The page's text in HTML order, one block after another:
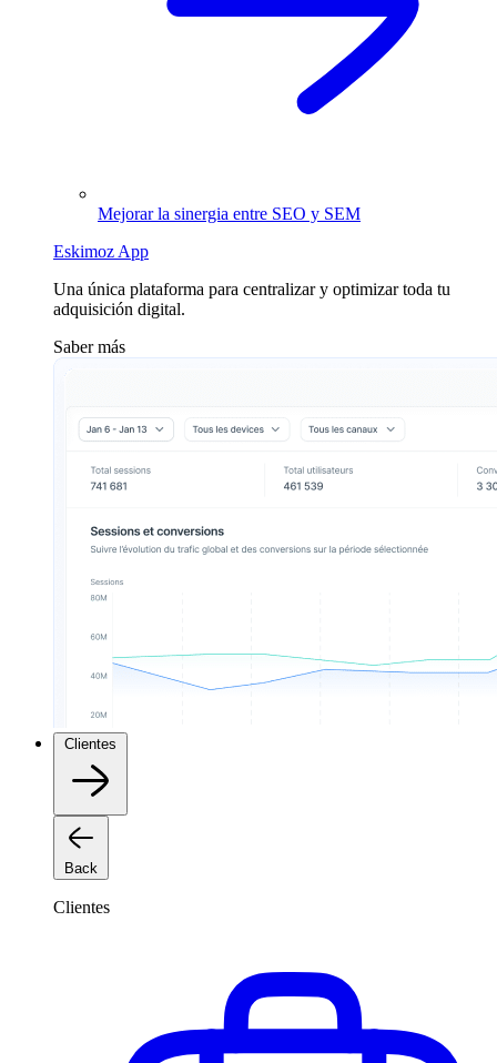
Mejorar la sinergia entre SEO y SEM
Eskimoz App
Una única plataforma para centralizar y optimizar toda tu
adquisición digital.
Saber más
Clientes
Back
Clientes